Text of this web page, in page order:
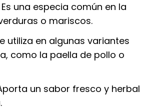
Es una especia común en la
o mariscos.
utiliza en algunas variantes
como la paella de pollo o
un sabor fresco y herbal